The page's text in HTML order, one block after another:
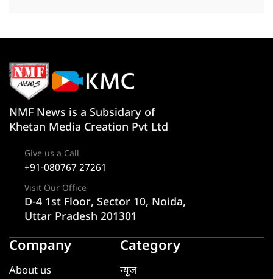
NMF News is a Subsidary of
Khetan Media Creation Pvt Ltd
Give us a Call
+91-080767 27261
Visit Our Office
D-4 1st Floor, Sector 10, Noida,
Uttar Pradesh 201301
Company
About us
Category
न्यूज